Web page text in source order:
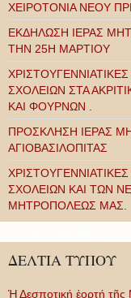
ΧΕΙΡΟΤΟΝΙΑ ΝΕΟΥ
ΕΚΔΗΛΩΣΗ ΙΕΡΑΣ
ΤΗΝ 25Η ΜΑΡΤΙΟΥ
ΣΧΟΛΕΙΩΝ ΣΤΑ
ΚΑΙ ΦΟΥΡΝΩΝ .
ΠΡΟΣΚΛΗΣΗ ΙΕΡΑΣ
ΑΓΙΟΒΑΣΙΛΟΠΙΤΑΣ
ΣΧΟΛΕΙΩΝ ΚΑΙ ΤΩΝ
ΜΗΤΡΟΠΟΛΕΩΣ ΜΑΣ.
ΔΕΛΤΙΑ ΤΥΠΟΥ
Ἡ Δεσποτική ἑορτή